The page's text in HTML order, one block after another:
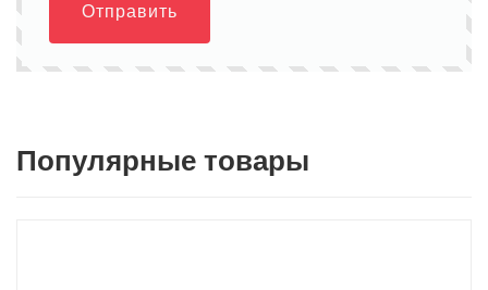
Отправить
Популярные товары